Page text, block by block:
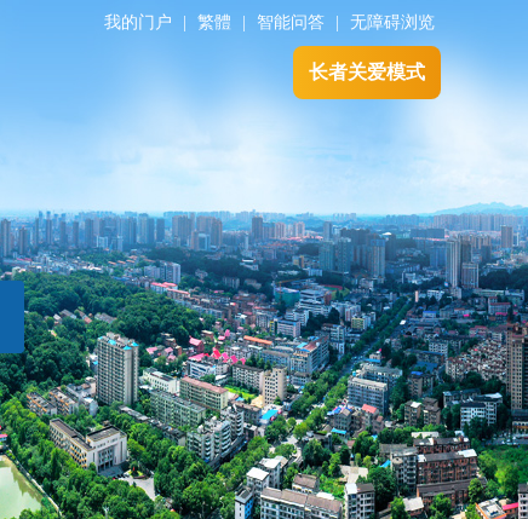
我的门户 繁體 智能问答 无障碍浏览
长者关爱模式